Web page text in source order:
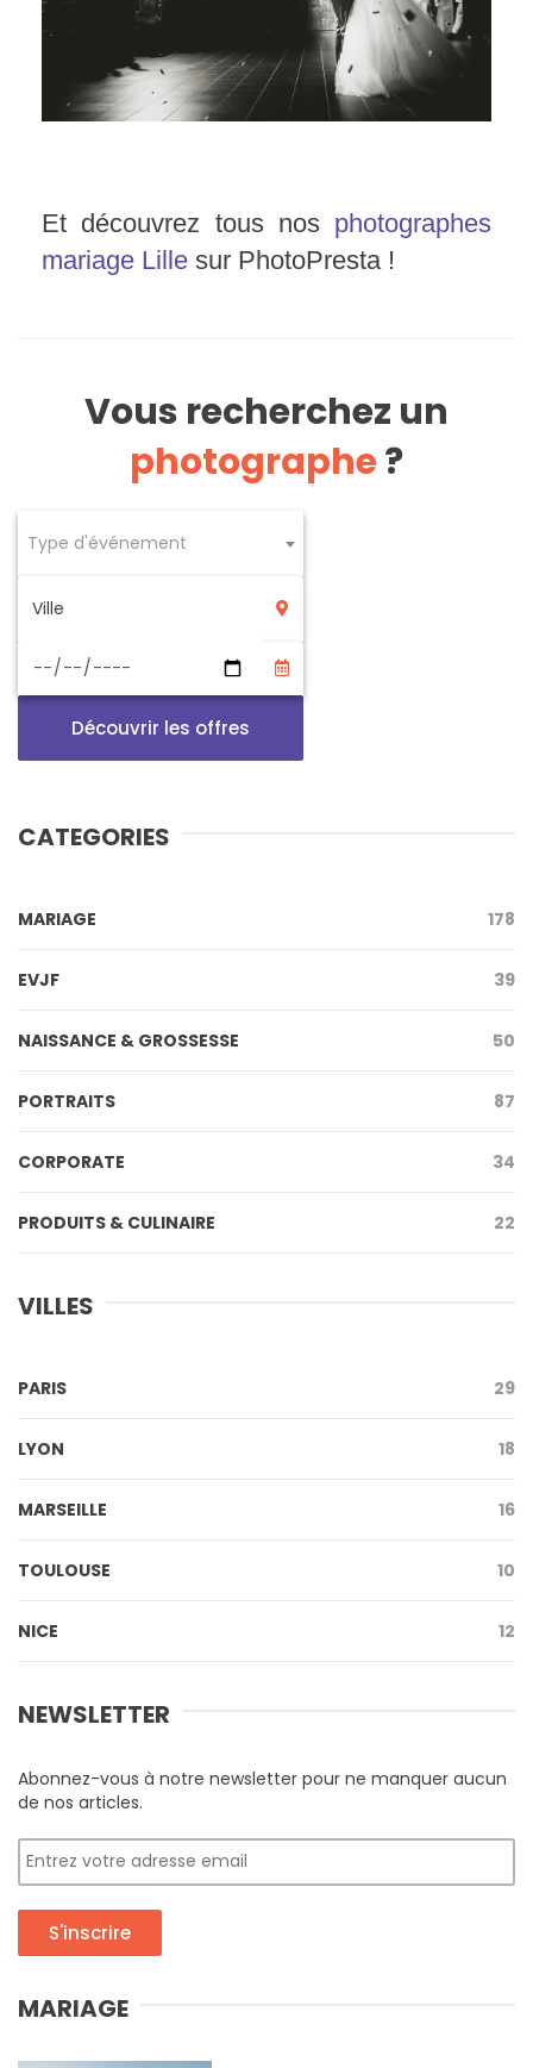
Et découvrez tous nos photographes
mariage Lille sur PhotoPresta !
Vous recherchez un
photographe?
Type d'événement
Découvrir les offres
CATEGORIES
MARIAGE 178
EVJF 39
NAISSANCE & GROSSESSE 50
PORTRAITS 87
CORPORATE 34
PRODUITS & CULINAIRE 22
VILLES
PARIS 29
LYON 18
MARSEILLE 16
TOULOUSE 10
NICE 12
NEWSLETTER
Abonnez-vous à notre newsletter pour ne manquer aucun
de nos articles.
S'inscrire
MARIAGE